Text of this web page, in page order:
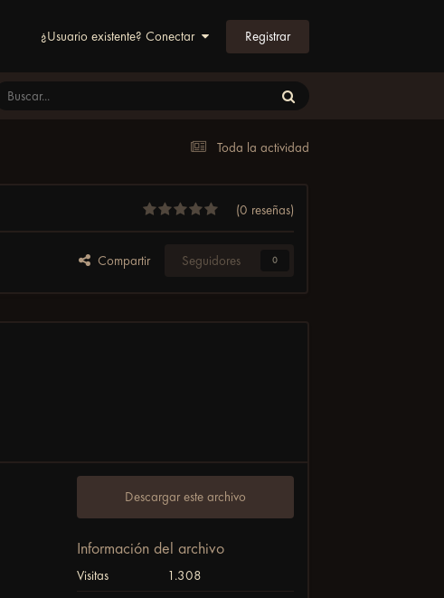
¿Usuario existente? Conectar Registrar
Toda la actividad
(0 reseñas)
Compartir Seguidores 0
Descargar este archivo
Información del archivo
Visitas
1.308